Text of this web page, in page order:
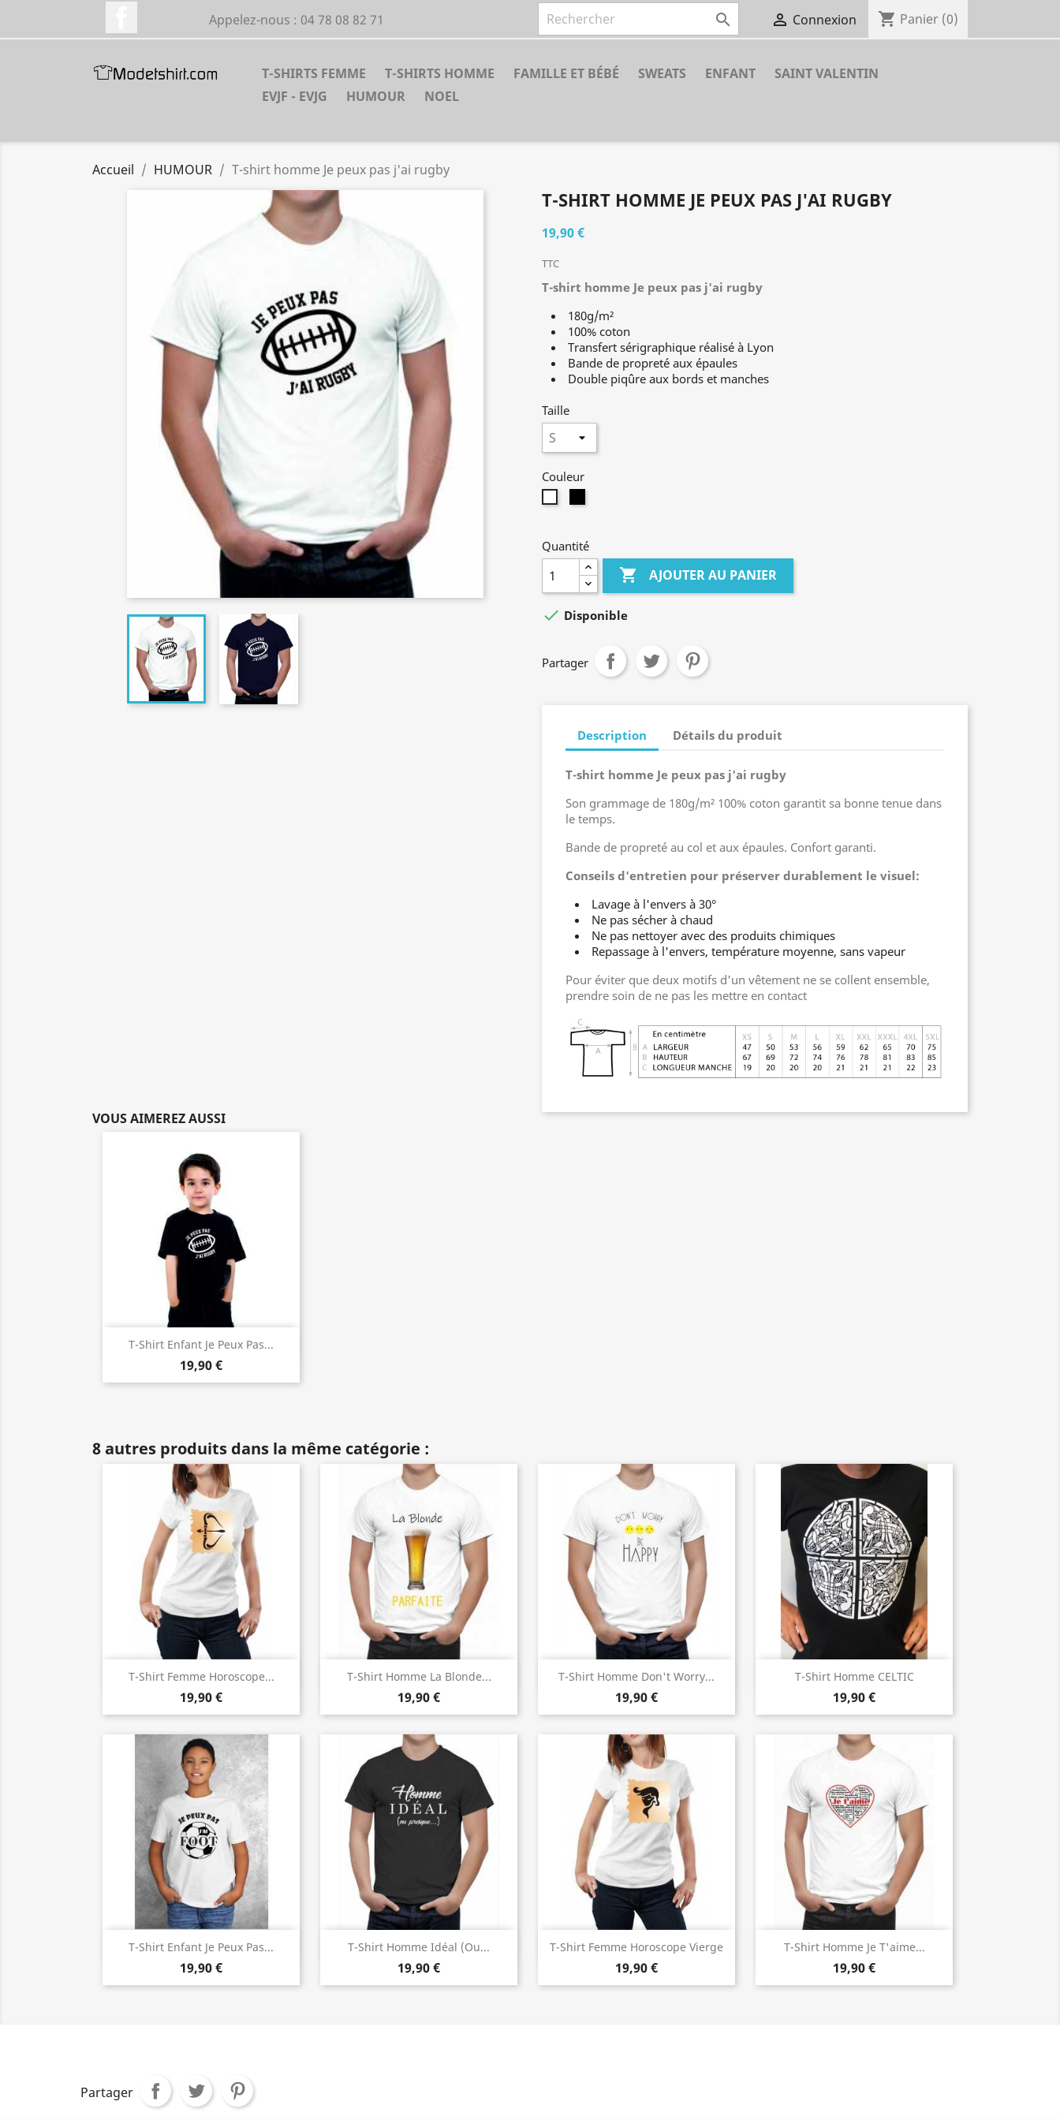
Appelez-nous : 04 78 08 82 71   Connexion shopping_cart Panier (0)
T-SHIRTS FEMME T-SHIRTS HOMME FAMILLE ET BÉBÉ SWEATS ENFANT
SAINT VALENTIN
EVJF - EVJG
HUMOUR NOEL
Accueil HUMOUR T-shirt homme Je peux pas j'ai rugby
T-SHIRT HOMME JE PEUX PAS J'AI RUGBY
19,90 €
TTC
T-shirt homme Je peux pas j'ai rugby
180g/m²
100% coton
Transfert sérigraphique réalisé à Lyon
Bande de propreté aux épaules
Double piqûre aux bords et manches
Taille
Couleur
Quantité
 AJOUTER AU PANIER
 Disponible
Partager
Description Détails du produit
T-shirt homme Je peux pas j'ai rugby
Son grammage de 180g/m² 100% coton garantit sa bonne tenue dans
le temps.
Bande de propreté au col et aux épaules. Confort garanti.
Conseils d'entretien pour préserver durablement le visuel:
Lavage à l'envers à 30°
Ne pas sécher à chaud
Ne pas nettoyer avec des produits chimiques
Repassage à l'envers, température moyenne, sans vapeur
Pour éviter que deux motifs d'un vêtement ne se collent ensemble,
prendre soin de ne pas les mettre en contact
VOUS AIMEREZ AUSSI
T-Shirt Enfant Je Peux Pas...
19,90 €
 Aperçu rapide
8 autres produits dans la même catégorie :
T-Shirt Femme Horoscope...
19,90 €
 Aperçu rapide T-Shirt Homme La Blonde...
19,90 €
 Aperçu rapide T-Shirt Homme Don't Worry...
19,90 €
Aperçu rapide T-Shirt Homme CELTIC
19,90 €
Aperçu rapide
T-Shirt Enfant Je Peux Pas...
19,90 €
 Aperçu rapide T-Shirt Homme Idéal (ou...
19,90 €
 Aperçu rapide T-Shirt Femme Horoscope Vierge
19,90 €
Aperçu rapide T-Shirt Homme Je T'aime...
19,90 €
 Aperçu rapide
Partager